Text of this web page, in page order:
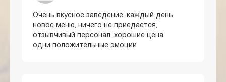
Очень вкусное заведение, каждый день
новое меню, ничего не приедается,
отзывчивый персонал, хорошие цена,
одни положительные эмоции